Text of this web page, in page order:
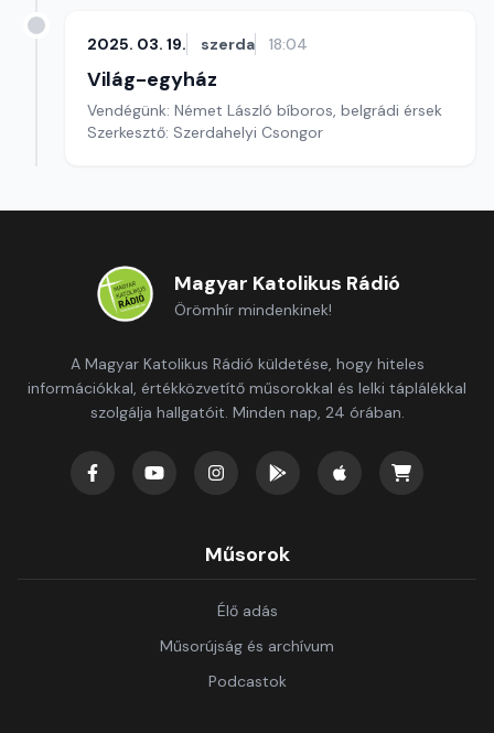
2025. 03. 19. szerda 18:04
Világ-egyház
Vendégünk: Német László bíboros, belgrádi érsek
Szerkesztő: Szerdahelyi Csongor
Magyar Katolikus Rádió
Örömhír mindenkinek!
A Magyar Katolikus Rádió küldetése, hogy hiteles
információkkal, értékközvetítő műsorokkal és lelki táplálékkal
szolgálja hallgatóit. Minden nap, 24 órában.
Műsorok
Élő adás
Műsorújság és archívum
Podcastok